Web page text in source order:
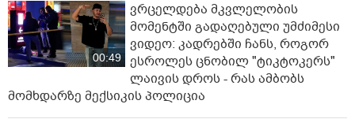
00:49
ვრცელდება მკვლელობის
მომენტში გადაღებული უმძიმესი
ვიდეო: კადრებში ჩანს, როგორ
ესროლეს ცნობილ "ტიკტოკერს"
ლაივის დროს - რას ამბობს
მომხდარზე მექსიკის პოლიცია